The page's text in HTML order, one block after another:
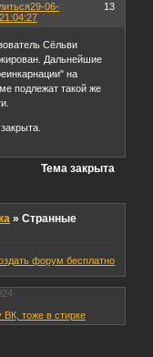
13
29-06-
Сёльви
Дальнейшие
на
подлежат такой же
Тема закрыта
»Странные
форум бесплатно